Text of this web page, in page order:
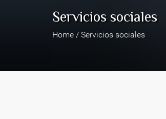
Servicios sociales
Home / Servicios sociales